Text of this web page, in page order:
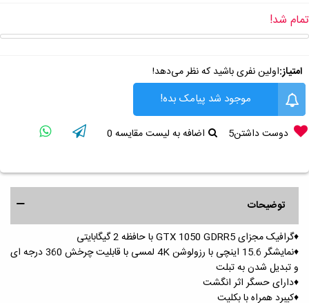
تمام شد!
امتیاز:اولین نفری باشید که نظر می‌دهد!
موجود شد پیامک بده!
دوست داشتن5 اضافه به لیست مقایسه 0
توضیحات
♦️گرافیک مجزای GTX 1050 GDRR5 با حافظه 2 گیگابایتی
♦️نمایشگر 15.6 اینچی با رزولوشن 4K لمسی با قابلیت چرخش 360 درجه ای
و تبدیل شدن به تبلت
♦️دارای حسگر اثر انگشت
♦️کیبرد همراه با بکلیت